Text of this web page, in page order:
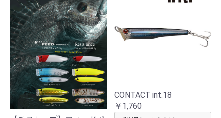
CONTACT int.18
￥1,760